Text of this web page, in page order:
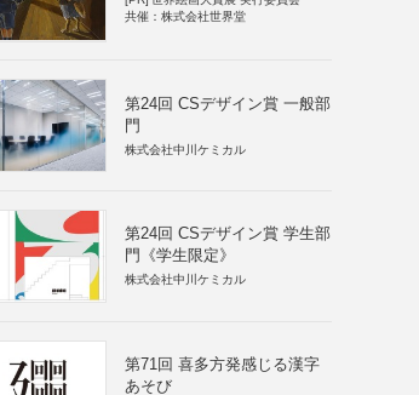
共催：株式会社世界堂
第24回 CSデザイン賞 一般部
門
株式会社中川ケミカル
第24回 CSデザイン賞 学生部
門《学生限定》
株式会社中川ケミカル
第71回 喜多方発感じる漢字
あそび